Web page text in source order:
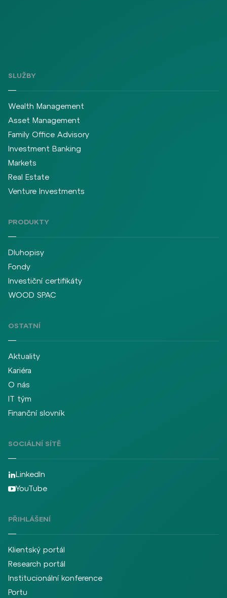
SLUŽBY
Wealth Management
Asset Management
Family Office Advisory
Investment Banking
Markets
Real Estate
Venture Investments
PRODUKTY
Dluhopisy
Fondy
Investiční certifikáty
WOOD SPAC
OSTATNÍ
Aktuality
Kariéra
O nás
IT tým
Finanční slovník
SOCIÁLNÍ SÍTĚ
LinkedIn
YouTube
PŘIHLÁŠENÍ
Klientský portál
Research portál
Institucionální konference
Portu